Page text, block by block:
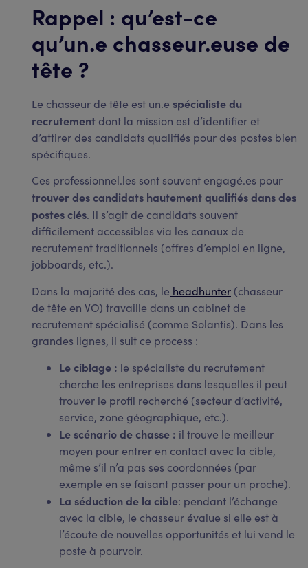
Rappel : qu’est-ce
qu’un.e chasseur.euse de
tête ?
Le chasseur de tête est un.e spécialiste du
recrutement dont la mission est d’identifier et
d’attirer des candidats qualifiés pour des postes bien
spécifiques.
Ces professionnel.les sont souvent engagé.es pour
trouver des candidats hautement qualifiés dans des
postes clés. Il s’agit de candidats souvent
difficilement accessibles via les canaux de
recrutement traditionnels (offres d’emploi en ligne,
jobboards, etc.).
Dans la majorité des cas, le headhunter (chasseur
de tête en VO) travaille dans un cabinet de
recrutement spécialisé (comme Solantis). Dans les
grandes lignes, il suit ce process :
Le ciblage : le spécialiste du recrutement
cherche les entreprises dans lesquelles il peut
trouver le profil recherché (secteur d’activité,
service, zone géographique, etc.).
Le scénario de chasse : il trouve le meilleur
moyen pour entrer en contact avec la cible,
même s’il n’a pas ses coordonnées (par
exemple en se faisant passer pour un proche).
La séduction de la cible: pendant l’échange
avec la cible, le chasseur évalue si elle est à
l’écoute de nouvelles opportunités et lui vend le
poste à pourvoir.